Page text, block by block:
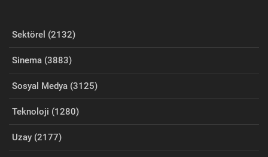
Sektörel (2132)
Sinema (3883)
Sosyal Medya (3125)
Teknoloji (1280)
Uzay (2177)